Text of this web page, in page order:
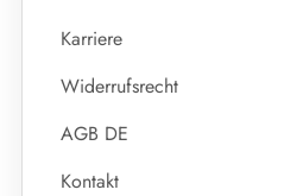
Karriere
Widerrufsrecht
AGB DE
Kontakt